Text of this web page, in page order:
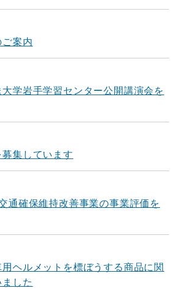
案内
大学岩手学習センター公開講演会を
集しています
通確保維持改善事業の事業評価を
用ヘルメットを標ぼうする商品に関
した